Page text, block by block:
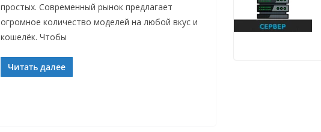
простых. Современный рынок предлагает
огромное количество моделей на любой вкус и
кошелёк. Чтобы
Читать далее